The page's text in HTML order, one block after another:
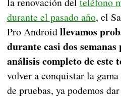
durante el pasado año, el
Pro Androidllevamos
durante casi dos
análisis completo de este
volver a conquistar la
de pruebas, ya podemos